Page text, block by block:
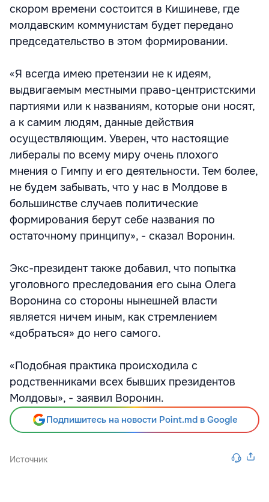
скором времени состоится в Кишиневе, где
молдавским коммунистам будет передано
председательство в этом формировании.
«Я всегда имею претензии не к идеям,
выдвигаемым местными право-центристскими
партиями или к названиям, которые они носят,
а к самим людям, данные действия
осуществляющим. Уверен, что настоящие
либералы по всему миру очень плохого
мнения о Гимпу и его деятельности. Тем более,
не будем забывать, что у нас в Молдове в
большинстве случаев политические
формирования берут себе названия по
остаточному принципу», - сказал Воронин.
Экс-президент также добавил, что попытка
уголовного преследования его сына Олега
Воронина со стороны нынешней власти
является ничем иным, как стремлением
«добраться» до него самого.
«Подобная практика происходила с
родственниками всех бывших президентов
Молдовы», - заявил Воронин.
Подпишитесь на новости Point.md в Google
Источник